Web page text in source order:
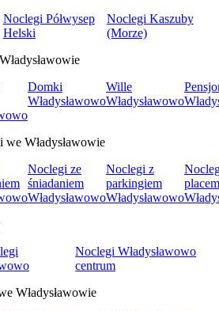
Noclegi Półwysep
Helski
Noclegi Kaszuby
(Morze)
Domki
Władysławowo
Wille
Władysławowo
Władysławowie
Noclegi ze
śniadaniem
Władysławowo
Noclegi z
parkingiem
Władysławowo
Noclegi Władysławowo
centrum
Władysławowie